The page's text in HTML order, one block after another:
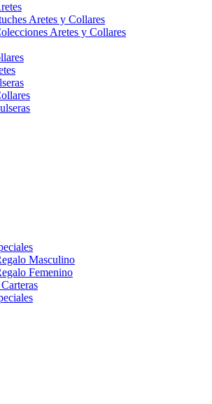
Aretes y Collares
Aretes y Collares
Masculino
Femenino